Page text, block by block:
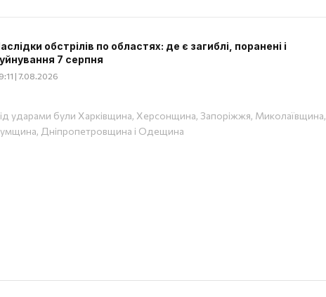
обстрілів по областях: де є загиблі, поранені і
7 серпня
| 7.08.2026
ударами були Харківщина, Херсонщина, Запоріжжя, Миколаївщина,
Дніпропетровщина і Одещина